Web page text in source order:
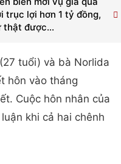
trục lợi hơn 1 tỷ đồng,
thật được...
tuổi) và bà Norlida
hôn vào tháng
Cuộc hôn nhân của
khi cả hai chênh